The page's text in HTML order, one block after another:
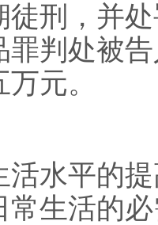
徒刑，并
罪判处被
元。
平的提
常生活的